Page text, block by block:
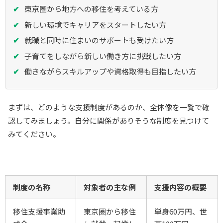
東京圏から地方への移住を考えている方
新しい環境でキャリアをスタートしたい方
就職と同時に住まいのサポートも受けたい方
子育てをしながら新しい働き方に挑戦したい方
働きながらスキルアップや資格取得も目指したい方
まずは、どのような支援制度があるのか、全体像を一覧で確
認してみましょう。自分に関係がありそうな制度を見つけて
みてください。
制度の名称 対象者の主な例 支援内容の概要
移住支援事業助
東京圏から移住
単身60万円、世